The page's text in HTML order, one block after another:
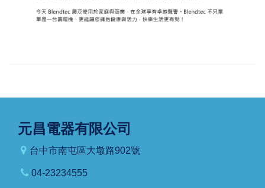
元昌電器有限公司
台中市南屯區大墩路902號
04-23234555